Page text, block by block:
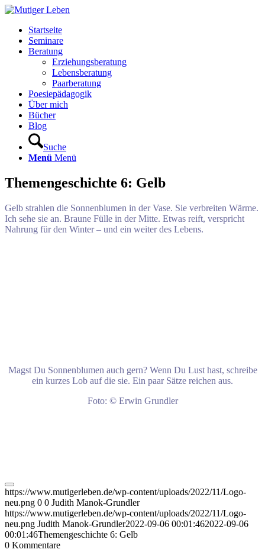
Startseite
Seminare
Beratung
Erziehungsberatung
Lebensberatung
Paarberatung
Poesiepädagogik
Über mich
Bücher
Blog
Suche
Menü Menü
Themengeschichte 6: Gelb
Gelb strahlen die Sonnenblumen in der Vase. Sie verbreiten Wärme.
Ich sehe sie an. Braune Fülle in der Mitte. Etwas reift, verspricht
Nahrung für den Winter – und ein weiter des Lebens.
Magst Du Sonnenblumen auch gern? Wenn Du Lust hast, schreibe
ein kurzes Lob auf die sie. Ein paar Sätze reichen aus.
Foto: © Erwin Grundler
https://www.mutigerleben.de/wp-content/uploads/2022/11/Logo-
neu.png 0 0 Judith Manok-Grundler
https://www.mutigerleben.de/wp-content/uploads/2022/11/Logo-
neu.png Judith Manok-Grundler2022-09-06 00:01:462022-09-06
00:01:46Themengeschichte 6: Gelb
0 Kommentare